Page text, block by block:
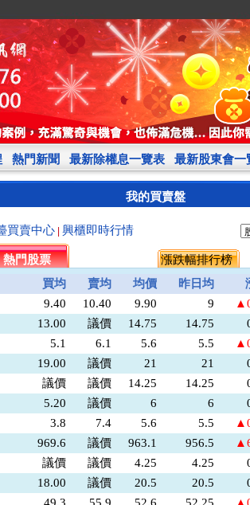
熱門新聞 最新除權息一覽表 最新股東會一
我的買賣盤
買賣中心 興櫃即時行情
門股票
漲跌幅排行榜
買均 賣均 均價 昨日均
9.40 10.40 9.90 9
13.00 議價 14.75 14.75
5.1 6.1 5.6 5.5
19.00 議價 21 21
議價 議價 14.25 14.25
5.20 議價 6 6
3.8 7.4 5.6 5.5
969.6 議價 963.1 956.5
議價 議價 4.25 4.25
18.00 議價 20.5 20.5